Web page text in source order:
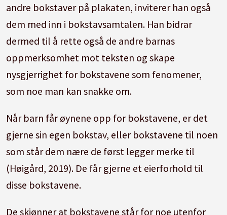
andre bokstaver på plakaten, inviterer han også
dem med inn i bokstavsamtalen. Han bidrar
dermed til å rette også de andre barnas
oppmerksomhet mot teksten og skape
nysgjerrighet for bokstavene som fenomener,
som noe man kan snakke om.
Når barn får øynene opp for bokstavene, er det
gjerne sin egen bokstav, eller bokstavene til noen
som står dem nære de først legger merke til
(Høigård, 2019). De får gjerne et eierforhold til
disse bokstavene.
De skjønner at bokstavene står for noe utenfor